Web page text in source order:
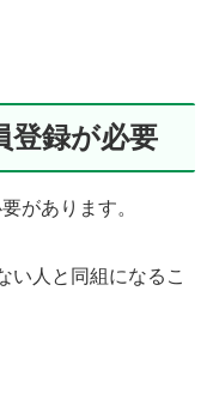
登録が必要
があります。
い人と同組になるこ